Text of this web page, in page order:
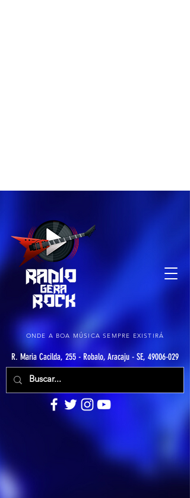
ONDE A BOA MÚSICA SEMPRE EXISTIRÁ
R. Maria Cacilda, 255 - Robalo, Aracaju - SE, 49006-029